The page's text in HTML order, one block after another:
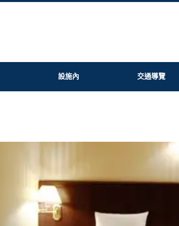
設施內 交通導覽